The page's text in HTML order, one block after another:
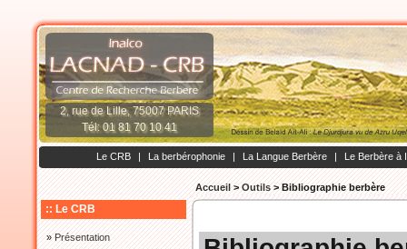
2, rue de Lille, 75007 PARIS
Tél: 01 81 70 10 41
Le CRB | La berbérophonie | La Langue Berbère | Le Berbère à
Accueil>Outils>Bibliographie berbère
:: Le CRB
»Présentation